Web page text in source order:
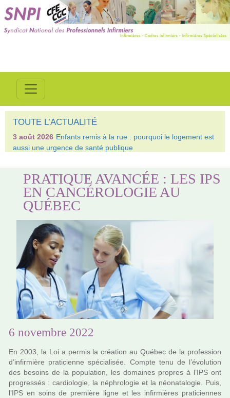
TOUTE L’ACTUALITÉ
3 août 2026 Enfants remis à la rue : pourquoi le logement est
aussi une urgence de santé publique
PRATIQUE AVANCÉE : LES IPS
EN CANCÉROLOGIE AU
QUÉBEC
6 novembre 2022
En 2003, la Loi a permis la créa­tion au Québec de la pro­fes­sion
d’infir­mière pra­ti­cienne spé­cia­li­sée. Compte tenu de l’évolution
des besoins de la popu­la­tion, les domai­nes pro­pres à l’IPS ont
pro­gres­sés : car­dio­lo­gie, la néphro­lo­gie et la néo­na­ta­lo­gie. Puis,
l’IPS en soins de pre­mière ligne et les infir­miè­res pra­ti­cien­nes